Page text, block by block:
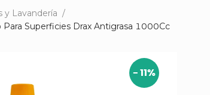
y Lavandería /
Superficies Drax Antigrasa 1000Cc
- 11%